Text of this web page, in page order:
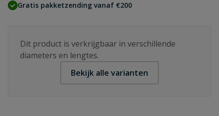
Gratis pakketzending vanaf €200
Dit product is verkrijgbaar in verschillende
diameters en lengtes.
Bekijk alle varianten